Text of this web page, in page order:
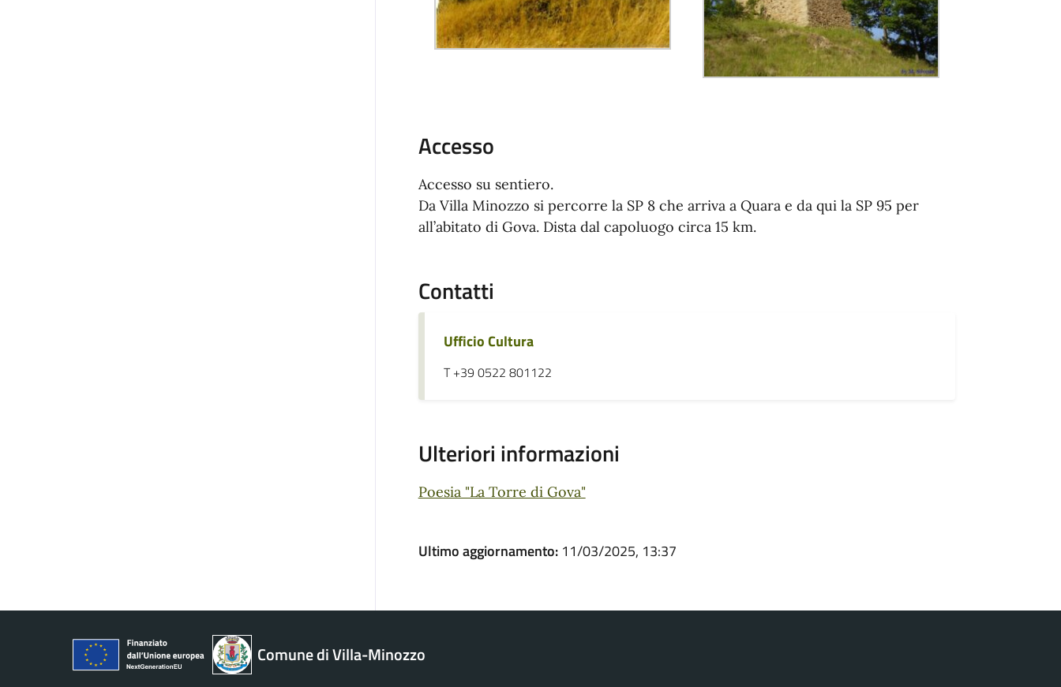
Accesso
Accesso su sentiero.
Da Villa Minozzo si percorre la SP 8 che arriva a Quara e da qui la SP 95 per
all’abitato di Gova. Dista dal capoluogo circa 15 km.
Contatti
Ufficio Cultura
T +39 0522 801122
Ulteriori informazioni
Poesia "La Torre di Gova"
Ultimo aggiornamento: 11/03/2025, 13:37
Comune di Villa-Minozzo